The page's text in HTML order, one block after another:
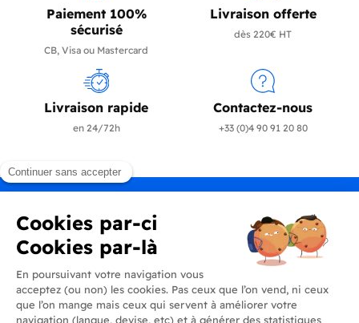
Paiement 100%
sécurisé
CB, Visa ou Mastercard
Livraison offerte
dès 220€ HT
Livraison rapide
en 24/72h
Contactez-nous
+33 (0)4 90 91 20 80